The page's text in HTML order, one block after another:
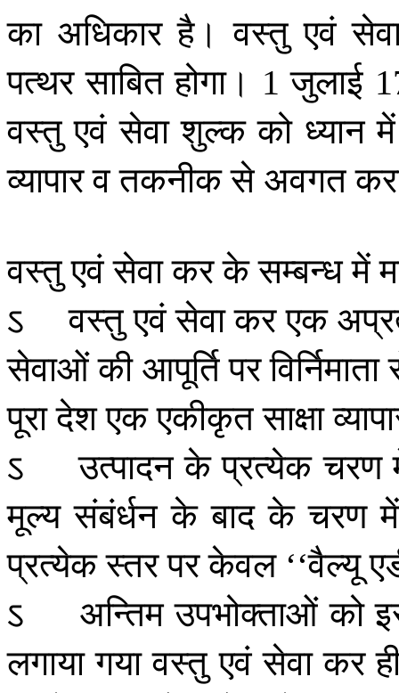
का अधिकार है। वस्तु एवं
पत्थर साबित होगा। 1जुलाई
वस्तु एवं सेवा शुल्क को ध्यान में
व्यापारवतकनीकसे अवगत
वस्तुएवंसेवाकरकेसम्बन्धमें
ऽ
वस्तुएवंसेवाकरएक
सेवाओंकीआपूर्तिपरविर्निमाता
पूरादेशएकएकीकृतसाक्षा
ऽ
उत्पादन के प्रत्येक चरण
मूल्य संबंर्धन के बाद के चरण में
प्रत्येकस्तरपरकेवल‘‘वैल्यू
ऽ
अन्तिम उपभोक्ताओं को
लगाया गया वस्तु एवं सेवा कर